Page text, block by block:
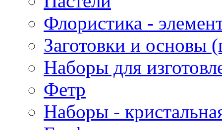
Флористика -
Заготовки и основы
Наборы для
Фетр
Наборы -